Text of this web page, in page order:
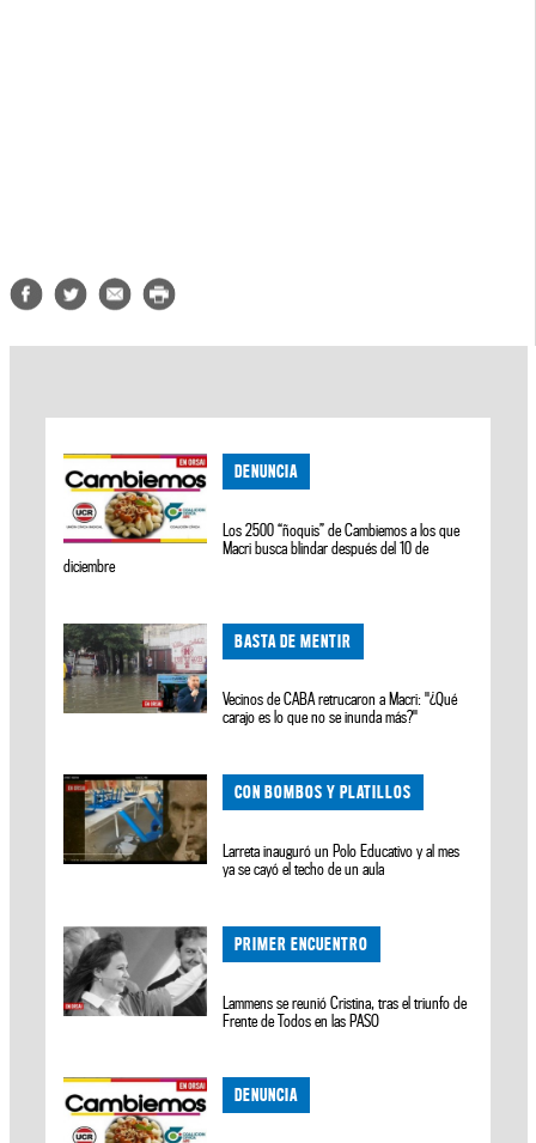
DENUNCIA
Los 2500 “ñoquis” de Cambiemos a los que
Macri busca blindar después del 10 de
diciembre
BASTA DE MENTIR
Vecinos de CABA retrucaron a Macri: "¿Qué
carajo es lo que no se inunda más?"
CON BOMBOS Y PLATILLOS
Larreta inauguró un Polo Educativo y al mes
ya se cayó el techo de un aula
PRIMER ENCUENTRO
Lammens se reunió Cristina, tras el triunfo de
Frente de Todos en las PASO
DENUNCIA